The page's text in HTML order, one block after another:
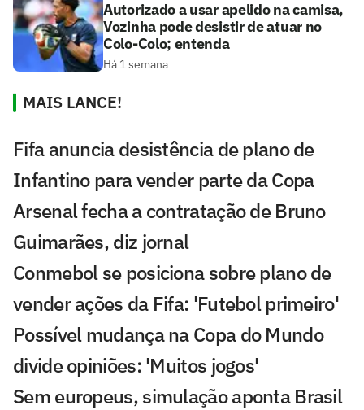
Autorizado a usar apelido na camisa,
Vozinha pode desistir de atuar no
Colo-Colo; entenda
Há 1 semana
MAIS LANCE!
Fifa anuncia desistência de plano de
Infantino para vender parte da Copa
Arsenal fecha a contratação de Bruno
Guimarães, diz jornal
Conmebol se posiciona sobre plano de
vender ações da Fifa: 'Futebol primeiro'
Possível mudança na Copa do Mundo
divide opiniões: 'Muitos jogos'
Sem europeus, simulação aponta Brasil